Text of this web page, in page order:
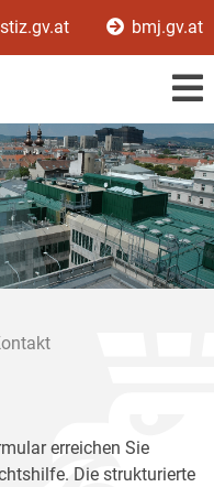
bmj.gv.at
erreichen Sie
Die strukturierte